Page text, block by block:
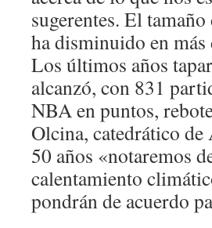
sugerentes. El
ha disminuido en
Los últimos años
alcanzó, con 831
NBA en puntos,
Olcina, catedrático
50 años «notaremos
calentamiento
pondrán de acuerdo